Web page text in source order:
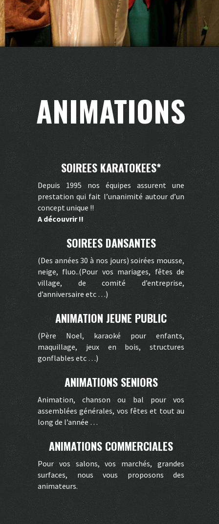
ANIMATIONS
SOIREES KARATOKEES*
Depuis 1995 nos équipes assurent une
prestation qui fait l’unanimité autour d’un
concept unique !!
A découvrir !!
SOIREES DANSANTES
(Des années 30 à nos jours) soirées mousse,
neige, fluo..(Pour vos mariages, fêtes de
village, de comité d’entreprise,
d’anniversaire etc …)
ANIMATION JEUNE PUBLIC
(Père Noel, karaoké pour enfants,
maquillage, jeux en bois, structures
gonflables etc …)
ANIMATIONS SENIORS
Animation, chanson ou bal pour vos
assemblées générales, vos fêtes et tout au
long de l’année …
ANIMATIONS COMMERCIALES
Pour vos salons, vos marchés, grandes
surfaces, nous vous proposons des
animateurs.